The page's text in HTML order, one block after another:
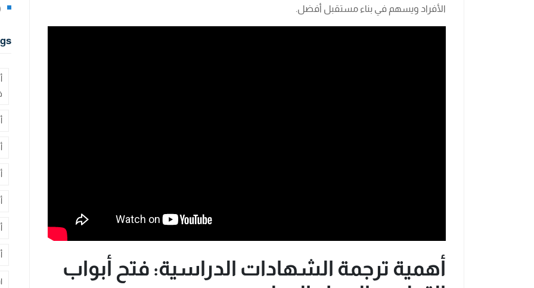
الأفراد ويسهم في بناء مستقبل أفضل.
أهمية ترجمة الشهادات الدراسية: فتح أبواب